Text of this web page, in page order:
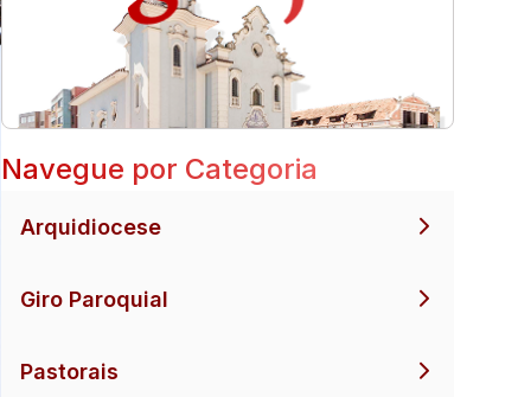
Navegue por Categoria
Arquidiocese
Giro Paroquial
Pastorais